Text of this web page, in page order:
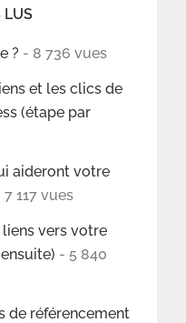
LUS
? - 8 736 vues
et les clics de
(étape par
aideront votre
7 117 vues
vers votre
- 5 840
de référencement